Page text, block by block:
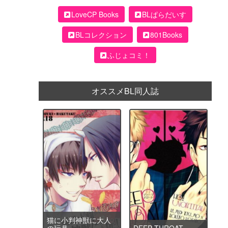
LoveCP Books
BLぱらだいす
BLコレクション
801Books
ふじょコミ！
オススメBL同人誌
猫に小判神獣に大人